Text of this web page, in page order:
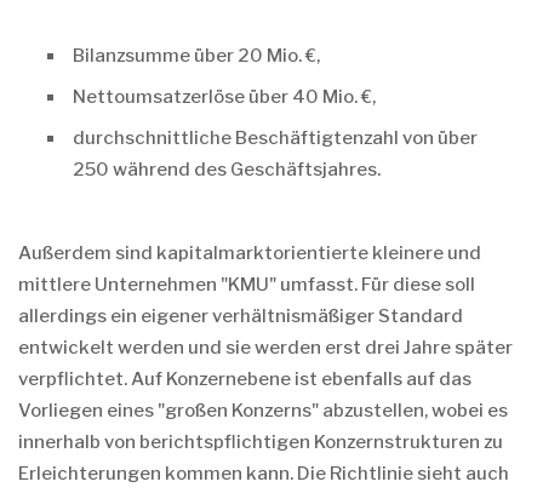
Bilanzsumme über 20 Mio. €,
Nettoumsatzerlöse über 40 Mio. €,
durchschnittliche Beschäftigtenzahl von über
250 während des Geschäftsjahres.
Außerdem sind kapitalmarktorientierte kleinere und
mittlere Unternehmen "KMU" umfasst. Für diese soll
allerdings ein eigener verhältnismäßiger Standard
entwickelt werden und sie werden erst drei Jahre später
verpflichtet. Auf Konzernebene ist ebenfalls auf das
Vorliegen eines "großen Konzerns" abzustellen, wobei es
innerhalb von berichtspflichtigen Konzernstrukturen zu
Erleichterungen kommen kann. Die Richtlinie sieht auch